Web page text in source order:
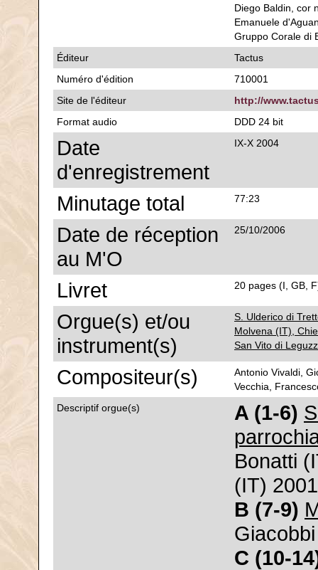
Diego Baldin, cor
Emanuele
Gruppo Corale di
Éditeur
Tactus
Numéro d'édition
710001
Site de l'éditeur
http://
Format audio
DDD 24 bit
Date
d'enregistrement
IX-X 2004
Minutage total 77:23
Date de réception
au M'O
25/10/2006
Livret 20 pages (I, GB,
Orgue(s) et/ou
instrument(s)
S. Ulderico di
Molvena (IT),
San Vito di
Compositeur(s)
Antonio Vivaldi,
Vecchia,
Descriptif orgue(s)
A (1-6)
Bonatti
(IT)
B (7-9)
C (10-